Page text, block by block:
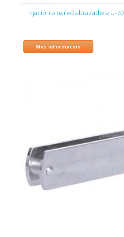
Fijación a pared abrazadera U-70
Mas informacion